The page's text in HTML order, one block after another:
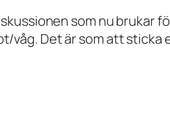
som nu brukar
våg. Det är som att